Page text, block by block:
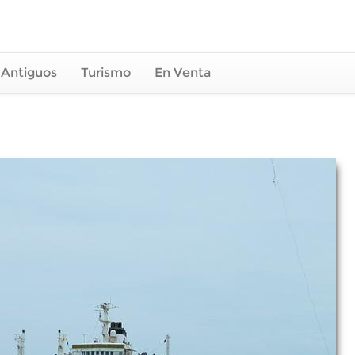
Turismo En Venta